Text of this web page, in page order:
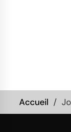
Accueil